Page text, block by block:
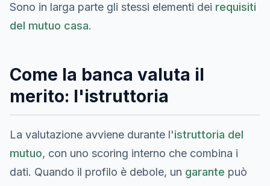
Sono in larga parte gli stessi elementi dei requisiti
del mutuo casa.
Come la banca valuta il
merito: l'istruttoria
La valutazione avviene durante l'istruttoria del
mutuo, con uno scoring interno che combina i
dati. Quando il profilo è debole, un garante può